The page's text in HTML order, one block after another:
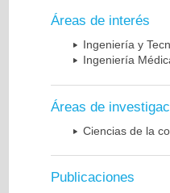
Áreas de interés
Ingeniería y
Ingeniería
Áreas de
Ciencias de la
Publicaciones